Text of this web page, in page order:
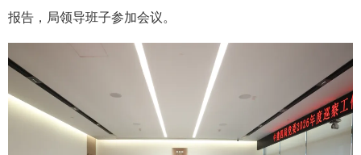
报告，局领导班子参加会议。